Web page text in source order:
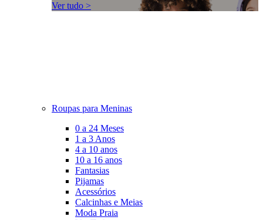
Ver tudo >
Roupas para Meninas
0 a 24 Meses
1 a 3 Anos
4 a 10 anos
10 a 16 anos
Fantasias
Pijamas
Acessórios
Calcinhas e Meias
Moda Praia